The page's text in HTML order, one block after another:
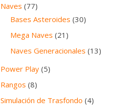
Naves (77)
Bases Asteroides (30)
Mega Naves (21)
Naves Generacionales (13)
Power Play (5)
Rangos (8)
Simulación de Trasfondo (4)